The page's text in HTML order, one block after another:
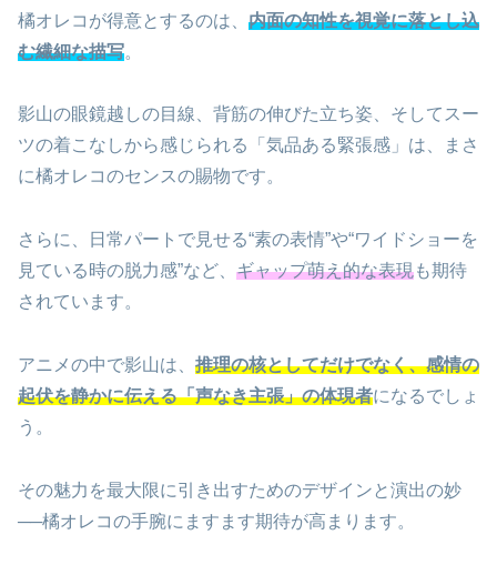
橘オレコが得意とするのは、 内面の知性を視覚に落とし込
む繊細な描写。
影山の眼鏡越しの目線、背筋の伸びた立ち姿、そしてスー
ツの着こなしから感じられる「気品ある緊張感」は、まさ
に橘オレコのセンスの賜物です。
さらに、日常パートで見せる“素の表情”や“ワイドショーを
見ている時の脱力感”など、 ギャップ萌え的な表現も期待
されています。
アニメの中で影山は、 推理の核としてだけでなく、感情の
起伏を静かに伝える「声なき主張」の体現者になるでしょ
う。
その魅力を最大限に引き出すためのデザインと演出の妙
──橘オレコの手腕にますます期待が高まります。